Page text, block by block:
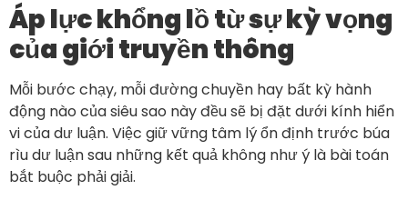
Áp lực khổng lồ từ sự kỳ vọng
của giới truyền thông
Mỗi bước chạy, mỗi đường chuyền hay bất kỳ hành
động nào của siêu sao này đều sẽ bị đặt dưới kính hiển
vi của dư luận. Việc giữ vững tâm lý ổn định trước búa
rìu dư luận sau những kết quả không như ý là bài toán
bắt buộc phải giải.